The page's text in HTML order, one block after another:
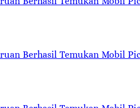
Berhasil Temukan Mobil